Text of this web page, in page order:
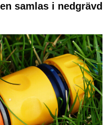
samlas i nedgrävd